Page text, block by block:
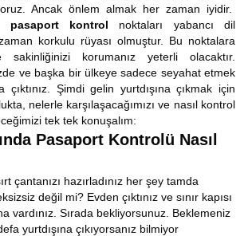
Ancak önlem almak her zaman iyidir.
pasaport kontrol noktaları yabancı dil
korkulu rüyası olmuştur. Bu noktalara
korumanız yeterli olacaktır.
ve başka bir ülkeye sadece seyahat etmek
Şimdi gelin yurtdışına çıkmak için
nelerle karşılaşacağımızı ve nasıl kontrol
tek tek konuşalım:
Pasaport Kontrolü Nasıl
çantanızı hazırladınız her şey tamda
değil mi? Evden çıktınız ve sınır kapısı
vardınız. Sırada bekliyorsunuz. Beklemeniz
yurtdışına çıkıyorsanız bilmiyor